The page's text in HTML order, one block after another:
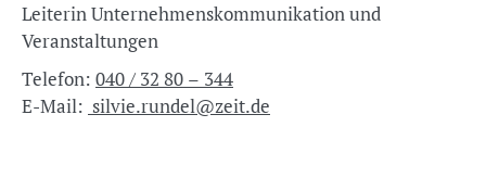
Leiterin Unternehmenskommunikation und
Veranstaltungen
Telefon: 040 / 32 80 – 344
E-Mail: silvie.rundel@zeit.de